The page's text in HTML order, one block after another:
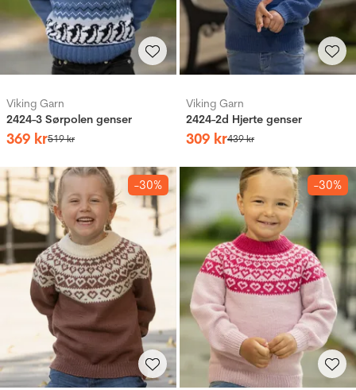
Viking Garn
2424-3 Sørpolen genser
369 kr519kr
Viking Garn
2424-2d Hjerte genser
309 kr439kr
-30% -30%